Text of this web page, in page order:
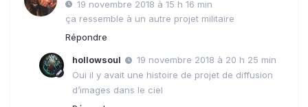
19 novembre 2018 à 15 h 16 min
ça ressemble à un autre projet militaire
Répondre
hollowsoul
19 novembre 2018 à 20 h 25 min
Oui il y avait une histoire de projet de diffusion
d’images dans le ciel